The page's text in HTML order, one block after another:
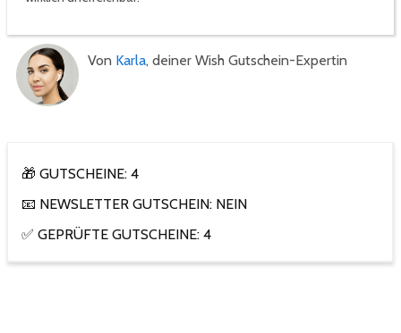
Von Karla, deiner Wish Gutschein-Expertin
🎁 GUTSCHEINE: 4
📧 NEWSLETTER GUTSCHEIN: NEIN
✅ GEPRÜFTE GUTSCHEINE: 4